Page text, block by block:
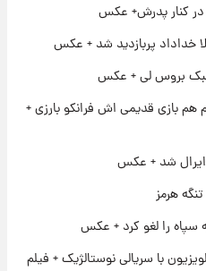
فروش مشارکت در تولید سایپا؛
مبلغ پیش پرداخت و زمان تحویل |
چند درصد است؟
«مرد سه هزار چهره» مشخص شد
کنار پدرش+ عکس
سبک بروس لی + عکس
هم بازی قدیمی اش فرانکو بارزی +
شد + عکس
هرمز
سپاه را لغو کرد + عکس
با سریالی نوستالژیک + فیلم